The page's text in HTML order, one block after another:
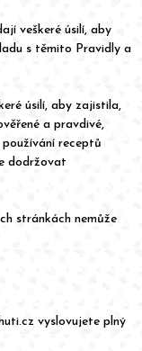
veškeré úsilí, aby
s těmito Pravidly a
úsilí, aby zajistila,
a pravdivé,
receptů
dodržovat
stránkách nemůže
vyslovujete plný